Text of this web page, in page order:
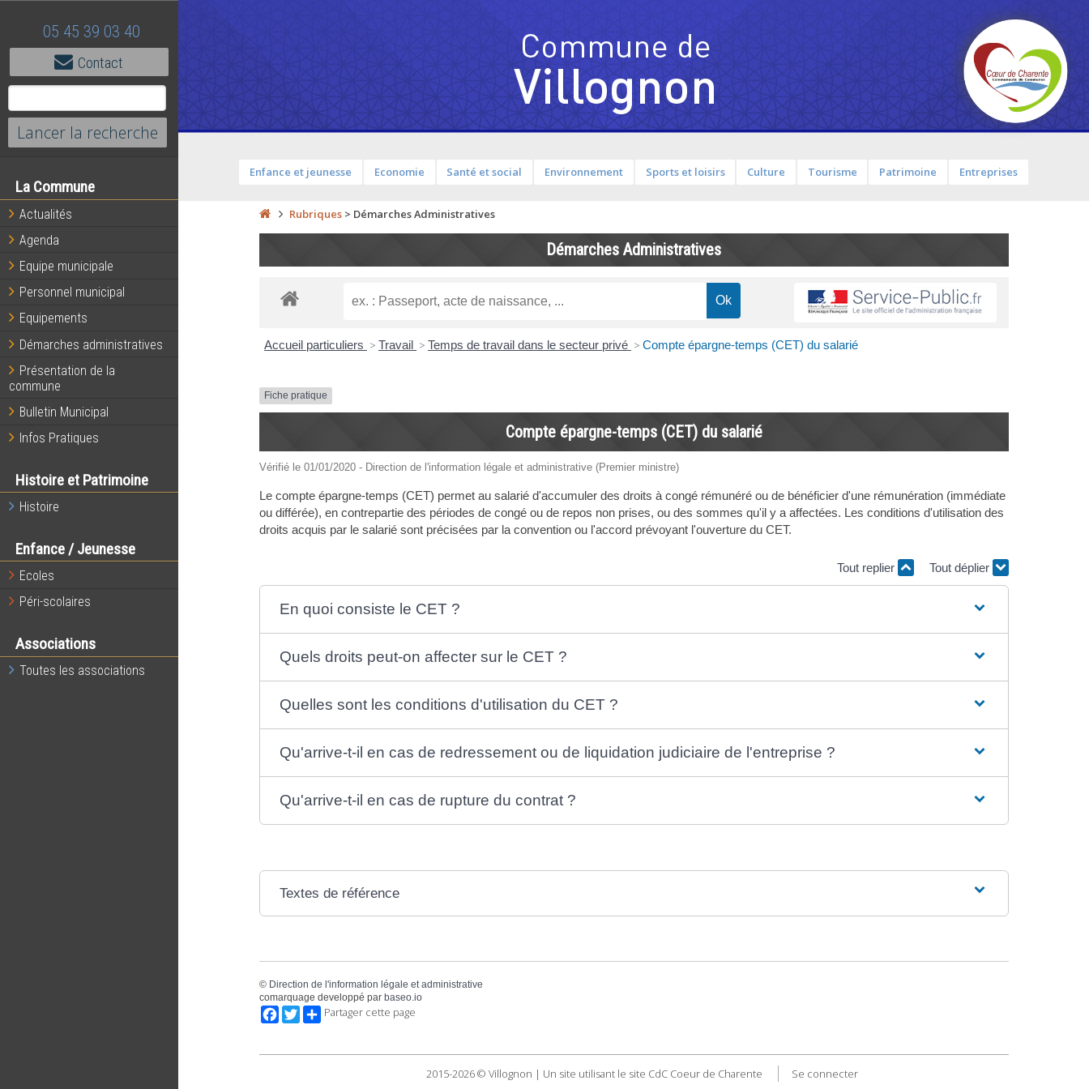
05 45 39 03 40
Contact
La Commune
Actualités
Agenda
Equipe municipale
Personnel municipal
Equipements
Démarches administratives
Présentation de la
commune
Bulletin Municipal
Infos Pratiques
Histoire et Patrimoine
Histoire
Enfance / Jeunesse
Ecoles
Péri-scolaires
Associations
Toutes les associations
Enfance et jeunesse Economie Santé et social Environnement Sports et loisirs Culture Tourisme Patrimoine Entreprises
Rubriques> Démarches Administratives
Démarches Administratives
Accueil particuliers > Travail > Temps de travail dans le secteur privé > Compte épargne-temps (CET) du salarié
Fiche pratique
Compte épargne-temps (CET) du salarié
Vérifié le 01/01/2020 - Direction de l'information légale et administrative (Premier ministre)
Le compte épargne-temps (CET) permet au salarié d'accumuler des droits à congé rémunéré ou de bénéficier d'une rémunération (immédiate
ou différée), en contrepartie des périodes de congé ou de repos non prises, ou des sommes qu'il y a affectées. Les conditions d'utilisation des
droits acquis par le salarié sont précisées par la convention ou l'accord prévoyant l'ouverture du CET.
Tout replier Tout déplier
En quoi consiste le CET ?
Quels droits peut-on affecter sur le CET ?
Quelles sont les conditions d'utilisation du CET ?
Qu'arrive-t-il en cas de redressement ou de liquidation judiciaire de l'entreprise ?
Qu'arrive-t-il en cas de rupture du contrat ?
Textes de référence
© Direction de l'information légale et administrative
comarquage developpé par baseo.io
Facebook
TwitterPartager cette page
2015-2026 © Villognon | Un site utilisant le site CdC Coeur de Charente Se connecter